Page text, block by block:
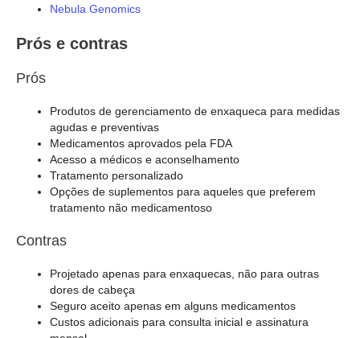
Nebula Genomics
Prós e contras
Prós
Produtos de gerenciamento de enxaqueca para medidas
agudas e preventivas
Medicamentos aprovados pela FDA
Acesso a médicos e aconselhamento
Tratamento personalizado
Opções de suplementos para aqueles que preferem
tratamento não medicamentoso
Contras
Projetado apenas para enxaquecas, não para outras
dores de cabeça
Seguro aceito apenas em alguns medicamentos
Custos adicionais para consulta inicial e assinatura